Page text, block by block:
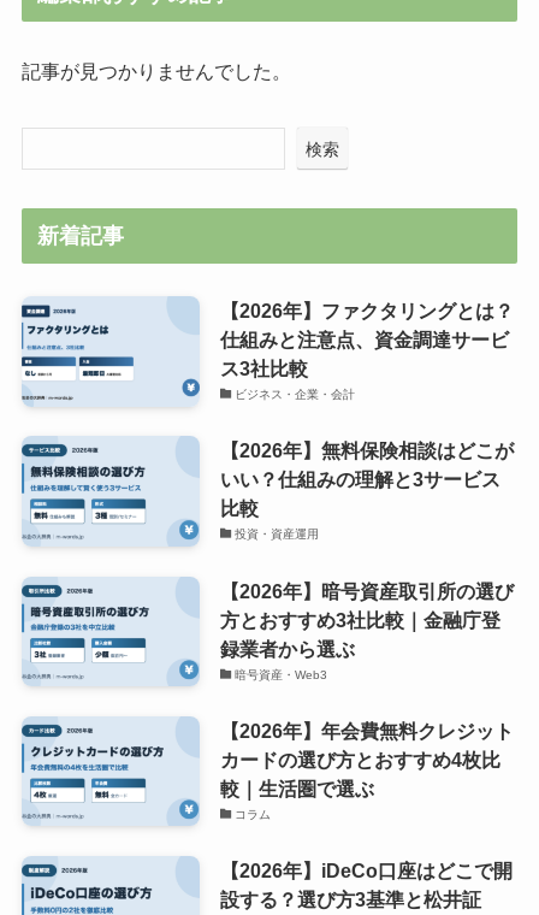
記事が見つかりませんでした。
検索
新着記事
【2026年】ファクタリングとは？
仕組みと注意点、資金調達サービ
ス3社比較
ビジネス・企業・会計
【2026年】無料保険相談はどこが
いい？仕組みの理解と3サービス
比較
投資・資産運用
【2026年】暗号資産取引所の選び
方とおすすめ3社比較｜金融庁登
録業者から選ぶ
暗号資産・Web3
【2026年】年会費無料クレジット
カードの選び方とおすすめ4枚比
較｜生活圏で選ぶ
コラム
【2026年】iDeCo口座はどこで開
設する？選び方3基準と松井証